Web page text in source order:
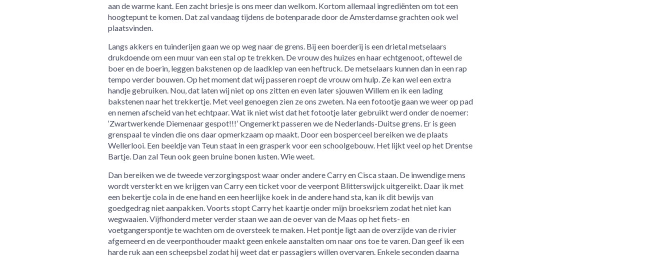
aan de warme kant. Een zacht briesje is ons meer dan welkom. Kortom allemaal ingrediënten om tot een
hoogtepunt te komen. Dat zal vandaag tijdens de botenparade door de Amsterdamse grachten ook wel
plaatsvinden.
Langs akkers en tuinderijen gaan we op weg naar de grens. Bij een boerderij is een drietal metselaars
drukdoende om een muur van een stal op te trekken. De vrouw des huizes en haar echtgenoot, oftewel de
boer en de boerin, leggen bakstenen op de laadklep van een heftruck. De metselaars kunnen dan in een rap
tempo verder bouwen. Op het moment dat wij passeren roept de vrouw om hulp. Ze kan wel een extra
handje gebruiken. Nou, dat laten wij niet op ons zitten en even later sjouwen Willem en ik een lading
bakstenen naar het trekkertje. Met veel genoegen zien ze ons zweten. Na een fotootje gaan we weer op pad
en nemen afscheid van het echtpaar. Wat ik niet wist dat het fotootje later gebruikt werd onder de noemer:
‘Zwartwerkende Diemenaar gespot!!!’ Ongemerkt passeren we de Nederlands-Duitse grens. Er is geen
grenspaal te vinden die ons daar opmerkzaam op maakt. Door een bosperceel bereiken we de plaats
Wellerlooi. Een beeldje van Teun staat in een grasperk voor een schoolgebouw. Het lijkt veel op het Drentse
Bartje. Dan zal Teun ook geen bruine bonen lusten. Wie weet.
Dan bereiken we de tweede verzorgingspost waar onder andere Carry en Cisca staan. De inwendige mens
wordt versterkt en we krijgen van Carry een ticket voor de veerpont Blitterswijck uitgereikt. Daar ik met
een bekertje cola in de ene hand en een heerlijke koek in de andere hand sta, kan ik dit bewijs van
goedgedrag niet aanpakken. Voorts stopt Carry het kaartje onder mijn broeksriem zodat het niet kan
wegwaaien. Vijfhonderd meter verder staan we aan de oever van de Maas op het fiets- en
voetgangerspontje te wachten om de oversteek te maken. Het pontje ligt aan de overzijde van de rivier
afgemeerd en de veerponthouder maakt geen enkele aanstalten om naar ons toe te varen. Dan geef ik een
harde ruk aan een scheepsbel zodat hij weet dat er passagiers willen overvaren. Enkele seconden daarna